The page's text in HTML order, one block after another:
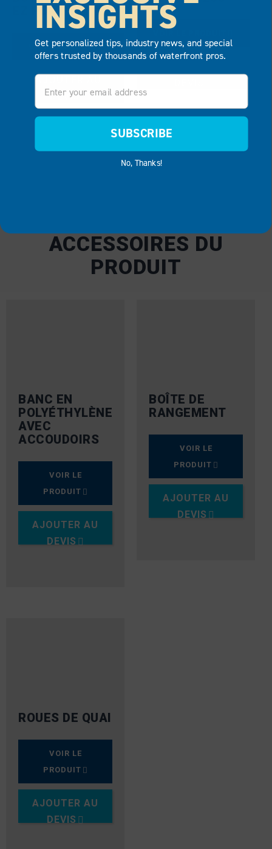
EZ PORT® 2I
VOIR LE PRODUIT
AJOUTER AU
DEVIS
ACCESSOIRES DU
PRODUIT
BANC EN
POLYÉTHYLÈNE
AVEC
ACCOUDOIRS
VOIR LE
PRODUIT
AJOUTER AU
DEVIS
BOÎTE DE
RANGEMENT
VOIR LE
PRODUIT
AJOUTER AU
DEVIS
ROUES DE QUAI
VOIR LE
PRODUIT
AJOUTER AU
DEVIS
INSIGHTS
Get personalized tips, industry news, and special
offers trusted by thousands of waterfront pros.
Email
SUBSCRIBE
No, Thanks!